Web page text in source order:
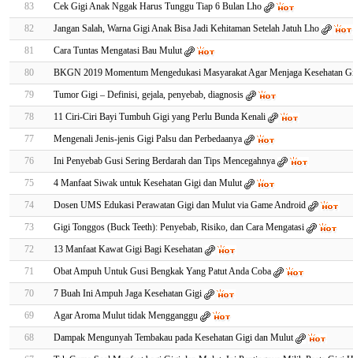
83
Cek Gigi Anak Nggak Harus Tunggu Tiap 6 Bulan Lho
82
Jangan Salah, Warna Gigi Anak Bisa Jadi Kehitaman Setelah Jatuh Lho
81
Cara Tuntas Mengatasi Bau Mulut
80
BKGN 2019 Momentum Mengedukasi Masyarakat Agar Menjaga Kesehatan
79
Tumor Gigi – Definisi, gejala, penyebab, diagnosis
78
11 Ciri-Ciri Bayi Tumbuh Gigi yang Perlu Bunda Kenali
77
Mengenali Jenis-jenis Gigi Palsu dan Perbedaanya
76
Ini Penyebab Gusi Sering Berdarah dan Tips Mencegahnya
75
4 Manfaat Siwak untuk Kesehatan Gigi dan Mulut
74
Dosen UMS Edukasi Perawatan Gigi dan Mulut via Game Android
73
Gigi Tonggos (Buck Teeth): Penyebab, Risiko, dan Cara Mengatasi
72
13 Manfaat Kawat Gigi Bagi Kesehatan
71
Obat Ampuh Untuk Gusi Bengkak Yang Patut Anda Coba
70
7 Buah Ini Ampuh Jaga Kesehatan Gigi
69
Agar Aroma Mulut tidak Mengganggu
68
Dampak Mengunyah Tembakau pada Kesehatan Gigi dan Mulut